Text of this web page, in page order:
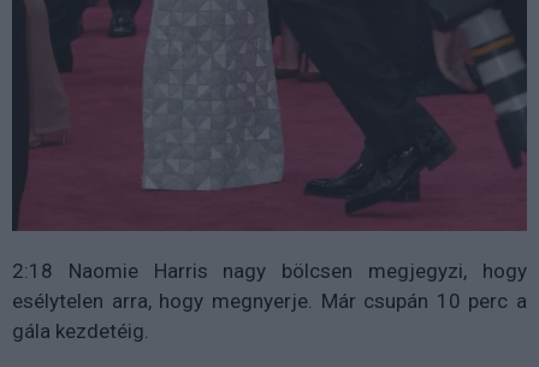
2:18 Naomie Harris nagy bölcsen megjegyzi, hogy
esélytelen arra, hogy megnyerje. Már csupán 10 perc a
gála kezdetéig.